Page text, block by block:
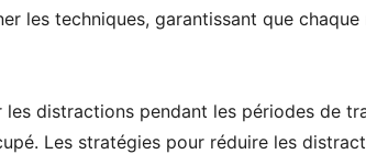
les techniques, garantissant que chaque
distractions pendant les périodes de
Les stratégies pour réduire les